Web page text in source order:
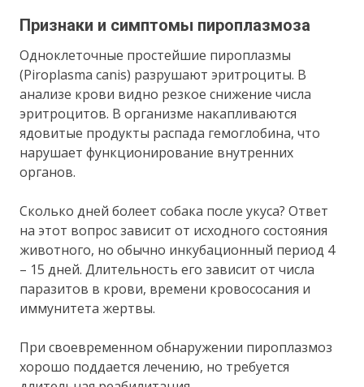
Признаки и симптомы пироплазмоза
Одноклеточные простейшие пироплазмы
(Piroplasma canis) разрушают эритроциты. В
анализе крови видно резкое снижение числа
эритроцитов. В организме накапливаются
ядовитые продукты распада гемоглобина, что
нарушает функционирование внутренних
органов.
Сколько дней болеет собака после укуса? Ответ
на этот вопрос зависит от исходного состояния
животного, но обычно инкубационный период 4
– 15 дней. Длительность его зависит от числа
паразитов в крови, времени кровососания и
иммунитета жертвы.
При своевременном обнаружении пироплазмоз
хорошо поддается лечению, но требуется